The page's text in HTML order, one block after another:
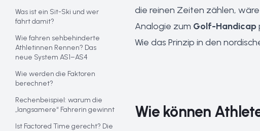
Was ist ein Sit-Ski und wer
fährt damit?
Wie fahren sehbehinderte
Athletinnen Rennen? Das
neue System AS1–AS4
Wie werden die Faktoren
berechnet?
Rechenbeispiel: warum die
„langsamere“ Fahrerin gewinnt
Ist Factored Time gerecht? Die
die reinen Zeiten zählen,
Analogie zum Golf-Handicap
Wie das Prinzip in den
Wie können